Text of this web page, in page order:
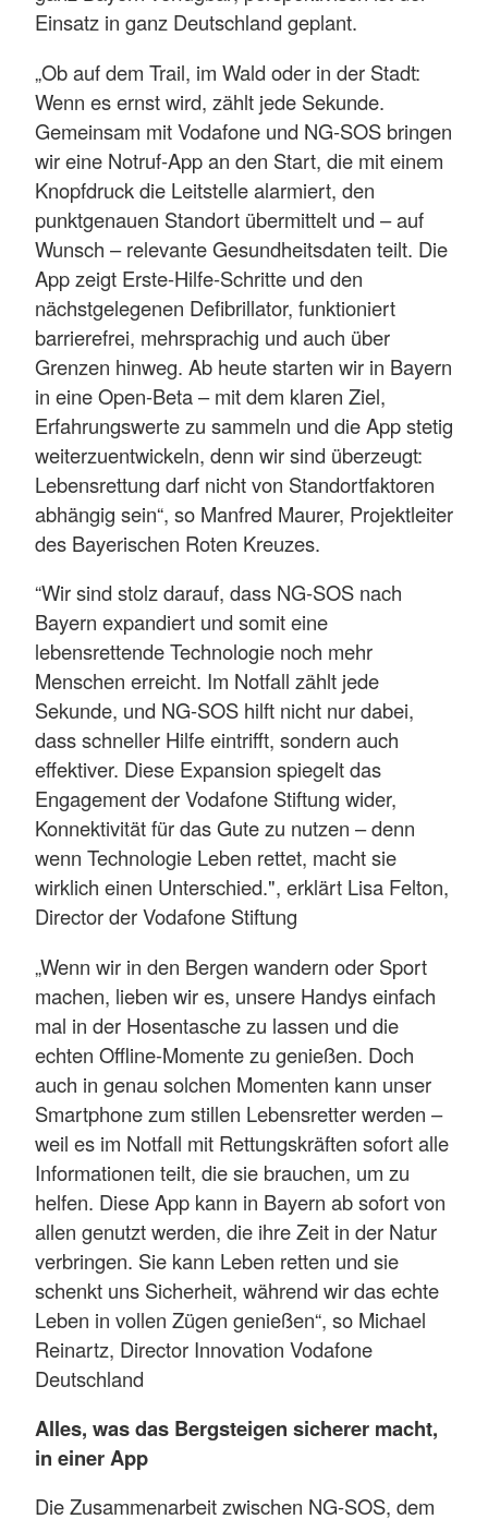
Einsatz in ganz Deutschland geplant.
„Ob auf dem Trail, im Wald oder in der Stadt:
Wenn es ernst wird, zählt jede Sekunde.
Gemeinsam mit Vodafone und NG-SOS bringen
wir eine Notruf-App an den Start, die mit einem
Knopfdruck die Leitstelle alarmiert, den
punktgenauen Standort übermittelt und – auf
Wunsch – relevante Gesundheitsdaten teilt. Die
App zeigt Erste-Hilfe-Schritte und den
nächstgelegenen Defibrillator, funktioniert
barrierefrei, mehrsprachig und auch über
Grenzen hinweg. Ab heute starten wir in Bayern
in eine Open-Beta – mit dem klaren Ziel,
Erfahrungswerte zu sammeln und die App stetig
weiterzuentwickeln, denn wir sind überzeugt:
Lebensrettung darf nicht von Standortfaktoren
abhängig sein“, so Manfred Maurer, Projektleiter
des Bayerischen Roten Kreuzes.
“Wir sind stolz darauf, dass NG-SOS nach
Bayern expandiert und somit eine
lebensrettende Technologie noch mehr
Menschen erreicht. Im Notfall zählt jede
Sekunde, und NG-SOS hilft nicht nur dabei,
dass schneller Hilfe eintrifft, sondern auch
effektiver. Diese Expansion spiegelt das
Engagement der Vodafone Stiftung wider,
Konnektivität für das Gute zu nutzen – denn
wenn Technologie Leben rettet, macht sie
wirklich einen Unterschied.", erklärt Lisa Felton,
Director der Vodafone Stiftung
„Wenn wir in den Bergen wandern oder Sport
machen, lieben wir es, unsere Handys einfach
mal in der Hosentasche zu lassen und die
echten Offline-Momente zu genießen. Doch
auch in genau solchen Momenten kann unser
Smartphone zum stillen Lebensretter werden –
weil es im Notfall mit Rettungskräften sofort alle
Informationen teilt, die sie brauchen, um zu
helfen. Diese App kann in Bayern ab sofort von
allen genutzt werden, die ihre Zeit in der Natur
verbringen. Sie kann Leben retten und sie
schenkt uns Sicherheit, während wir das echte
Leben in vollen Zügen genießen“, so Michael
Reinartz, Director Innovation Vodafone
Deutschland
Alles, was das Bergsteigen sicherer macht,
in einer App
Die Zusammenarbeit zwischen NG-SOS, dem